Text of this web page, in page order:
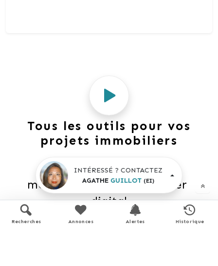
Tous les outils pour vos
projets immobiliers
Découvrez Mon CID
mon compagnon immobilier
digital
Accès à toutes les ventes immobilières,
boussole à réalité augmentée,
INTÉRESSÉ ? CONTACTEZ
AGATHE GUILLOT (EI)
Recherches Annonces Alertes Historique